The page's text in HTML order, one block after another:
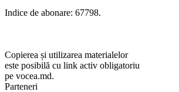
Indice de abonare: 67798.
Copierea și utilizarea materialelor
este posibilă cu link activ obligatoriu
pe vocea.md.
Parteneri